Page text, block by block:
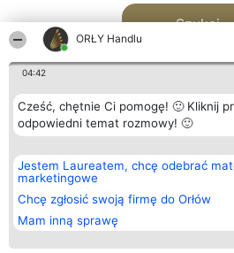
ORŁY Handlu
04:42
Cześć, chętnie Ci pomogę! 🙂 Kliknij
odpowiedni temat rozmowy! 🙂
Jestem Laureatem, chcę odebrać
marketingowe
Chcę zgłosić swoją firmę do Orłów
Mam inną sprawę
Szukaj
Organizator plebiscytu
Bright Side Solutions sp. z o.
o. sp. k.
ul. Ruska 22
Wrocław 50-079
KRS 0000749100 | Regon
381313360 | NIP 8943132676
Plebiscyt
Laureaci
wszystkich
Laureatów
Regulamin